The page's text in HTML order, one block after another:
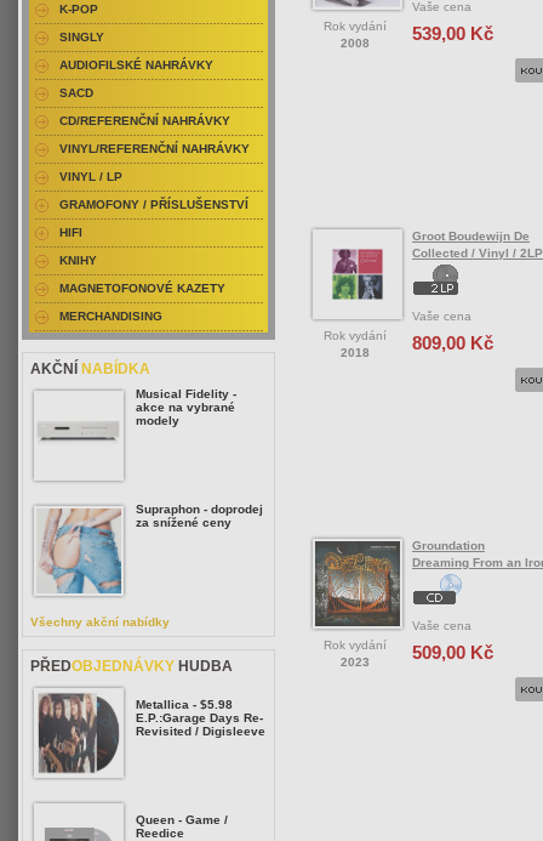
Rok vydání
2008
Vaše cena
539,00 Kč
Rok vydání
2018
Groot Boudewijn De
Collected / Vinyl / 2LP
Vaše cena
809,00 Kč
Rok vydání
2023
Groundation
Dreaming From an
Vaše cena
509,00 Kč
K-POP
SINGLY
AUDIOFILSKÉ NAHRÁVKY
SACD
CD/REFERENČNÍ NAHRÁVKY
VINYL/REFERENČNÍ NAHRÁVKY
VINYL / LP
GRAMOFONY / PŘÍSLUŠENSTVÍ
HIFI
KNIHY
MAGNETOFONOVÉ KAZETY
MERCHANDISING
AKČNÍ NABÍDKA
Musical Fidelity -
akce na vybrané
modely
Supraphon - doprodej
za snížené ceny
Všechny akční nabídky
PŘEDOBJEDNÁVKY HUDBA
Metallica - $5.98
E.P.:Garage Days Re-
Revisited / Digisleeve
Queen - Game /
Reedice